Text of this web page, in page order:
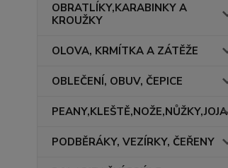
OBRATLÍKY,KARABINKY A
KROUŽKY
OLOVA, KRMÍTKA A ZÁTĚŽE
OBLEČENÍ, OBUV, ČEPICE
PEANY,KLEŠTĚ,NOŽE,NŮŽKY,JOJA
PODBĚRÁKY, VEZÍRKY, ČEŘENY